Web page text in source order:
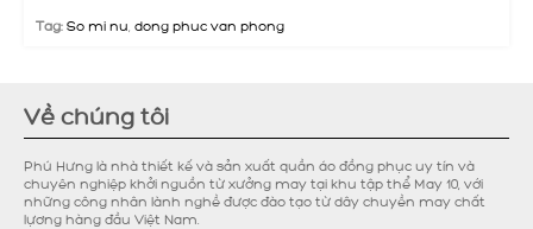
Tag: So mi nu dong phuc van phong
Về chúng tôi
Phú Hưng là nhà thiết kế và sản xuất quần áo đồng phục uy tín và
chuyên nghiệp khởi nguồn từ xưởng may tại khu tập thể May 10, với
những công nhân lành nghề được đào tạo từ dây chuyền may chất
lựơng hàng đầu Việt Nam.